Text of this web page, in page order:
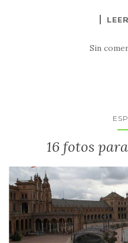
Sin
16 fotos